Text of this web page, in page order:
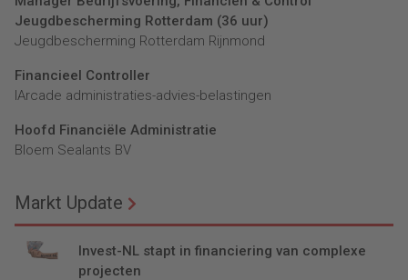
Jeugdbescherming Rotterdam (36 uur)
Jeugdbescherming Rotterdam Rijnmond
Financieel Controller
lArcade administraties-advies-belastingen
Hoofd Financiële Administratie
Bloem Sealants BV
Markt Update
Invest-NL stapt in financiering van complexe
projecten